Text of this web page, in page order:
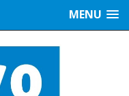
MENU